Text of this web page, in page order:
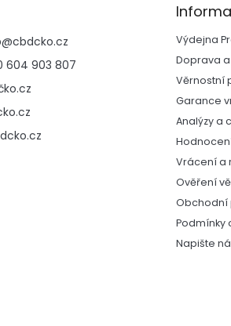
@cbdcko.cz
604 903 807
Výdejna
Doprava
Věrnostní
Garance
Analýzy a
Vrácení a
Ověření
Obchodní
Podmínky
Napište